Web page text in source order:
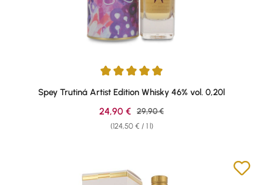
Average rating of 5 out of 5 stars
Spey Trutiná Artist Edition Whisky 46% vol. 0,20l
(124,50 € / 1 l)
Sale price:
24,90 € Regular price:
29,90 €